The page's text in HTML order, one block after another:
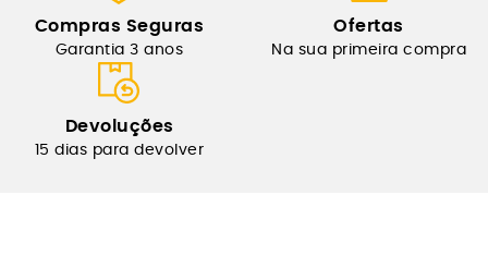
Compras Seguras
Garantia 3 anos
Devoluções
15 dias para devolver
Ofertas
Na sua primeira compra